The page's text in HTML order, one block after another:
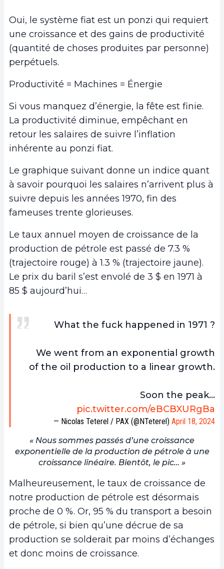
Oui, le système fiat est un ponzi qui requiert
une croissance et des gains de productivité
(quantité de choses produites par personne)
perpétuels.
Productivité = Machines = Énergie
Si vous manquez d’énergie, la fête est finie.
La productivité diminue, empêchant en
retour les salaires de suivre l’inflation
inhérente au ponzi fiat.
Le graphique suivant donne un indice quant
à savoir pourquoi les salaires n’arrivent plus à
suivre depuis les années 1970, fin des
fameuses trente glorieuses.
Le taux annuel moyen de croissance de la
production de pétrole est passé de 7.3 %
(trajectoire rouge) à 1.3 % (trajectoire jaune).
Le prix du baril s’est envolé de 3 $ en 1971 à
85 $ aujourd’hui…
What the fuck happened in 1971 ?
We went from an exponential growth
of the oil production to a linear growth.
Soon the peak…
pic.twitter.com/eBCBXURgBa
— Nicolas Teterel / PAX (@NTeterel) April 18, 2024
« Nous sommes passés d’une croissance
exponentielle de la production de pétrole à une
croissance linéaire. Bientôt, le pic… »
Malheureusement, le taux de croissance de
notre production de pétrole est désormais
proche de 0 %. Or, 95 % du transport a besoin
de pétrole, si bien qu’une décrue de sa
production se solderait par moins d’échanges
et donc moins de croissance.